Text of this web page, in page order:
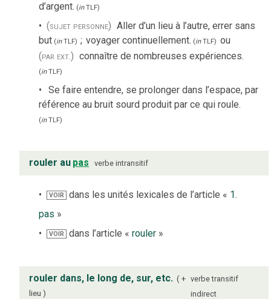
d’argent. (inTLF)
(sujet personne) Aller d’un lieu à l’autre, errer sans
but (inTLF) ; voyager continuellement. (inTLF) ou
(par ext.) connaître de nombreuses expériences.
(inTLF)
Se faire entendre, se prolonger dans l’espace, par
référence au bruit sourd produit par ce qui roule.
(inTLF)
rouler au pas verbe intransitif
VOIR dans les unités lexicales de l’article « 1.
pas »
VOIR dans l’article «rouler »
rouler dans, le long de, sur, etc.
+
lieu
verbe transitif
indirect